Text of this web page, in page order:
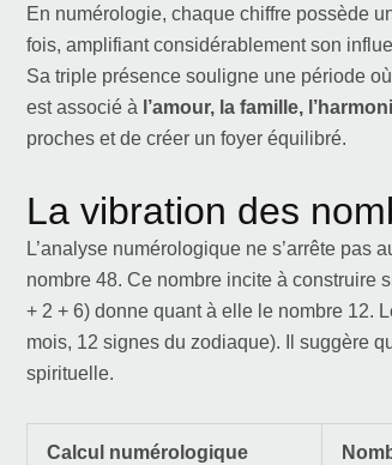
En numérologie, chaque chiffre possède
fois, amplifiant considérablement son
Sa triple présence souligne une période
est associé à l’amour, la famille,
proches et de créer un foyer équilibré.
La vibration des
L’analyse numérologique ne s’arrête pas
nombre 48. Ce nombre incite à construire
+ 2 + 6) donne quant à elle le nombre 12.
mois, 12 signes du zodiaque). Il suggère
spirituelle.
Calcul numérologique